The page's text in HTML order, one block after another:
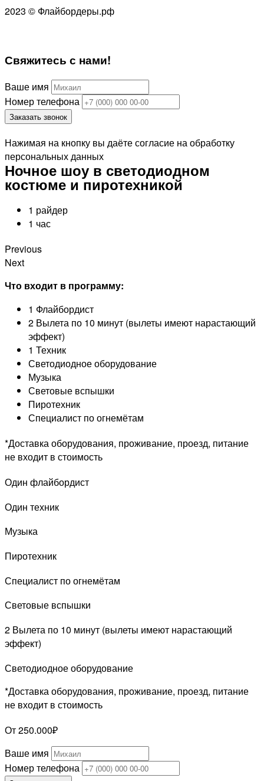
2023 © Флайбордеры.рф
Свяжитесь с нами!
Ваше имя
Номер телефона
Заказать звонок
Нажимая на кнопку вы даёте согласие на обработку
персональных данных
Ночное шоу в светодиодном
костюме и пиротехникой
1 райдер
1 час
Previous
Next
Что входит в программу:
1 Флайбордист
2 Вылета по 10 минут (вылеты имеют нарастающий
эффект)
1 Техник
Светодиодное оборудование
Музыка
Световые вспышки
Пиротехник
Специалист по огнемётам
*Доставка оборудования, проживание, проезд, питание
не входит в стоимость
Один флайбордист
Один техник
Музыка
Пиротехник
Специалист по огнемётам
Световые вспышки
2 Вылета по 10 минут (вылеты имеют нарастающий
эффект)
Светодиодное оборудование
*Доставка оборудования, проживание, проезд, питание
не входит в стоимость
От 250.000₽
Ваше имя
Номер телефона